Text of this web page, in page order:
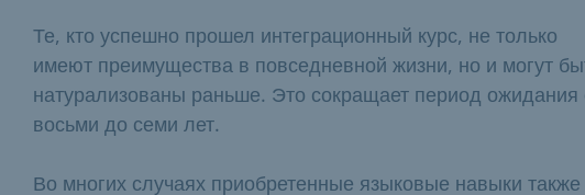
Те, кто успешно прошел интеграционный курс, не только
имеют преимущества в повседневной жизни, но и могут
натурализованы раньше. Это сокращает период ожидания
восьми до семи лет.
Во многих случаях приобретенные языковые навыки также